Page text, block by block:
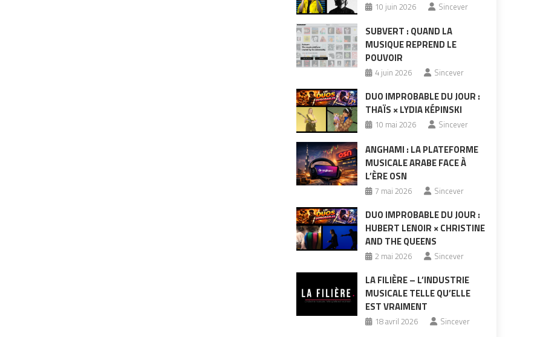
10 juin 2026 Sincever
SUBVERT : QUAND LA
MUSIQUE REPREND LE
POUVOIR
4 juin 2026 Sincever
DUO IMPROBABLE DU JOUR :
THAÏS × LYDIA KÉPINSKI
10 mai 2026 Sincever
ANGHAMI : LA PLATEFORME
MUSICALE ARABE FACE À
L’ÈRE OSN
7 mai 2026 Sincever
DUO IMPROBABLE DU JOUR :
HUBERT LENOIR × CHRISTINE
AND THE QUEENS
2 mai 2026 Sincever
LA FILIÈRE – L’INDUSTRIE
MUSICALE TELLE QU’ELLE
EST VRAIMENT
18 avril 2026 Sincever